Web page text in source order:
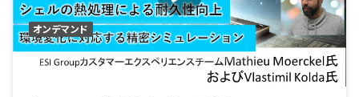
オンデマンド